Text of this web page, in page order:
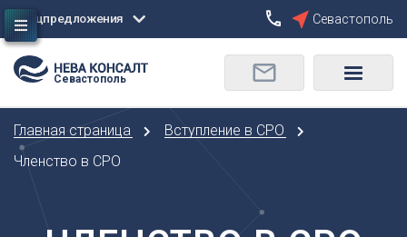
Сбросить
Москва
Санкт-Петербург
О
Орел
Пенза
Спецпредложения Севастополь
Севастополь
Главная страница
Вступление в СРО
Членство в СРО